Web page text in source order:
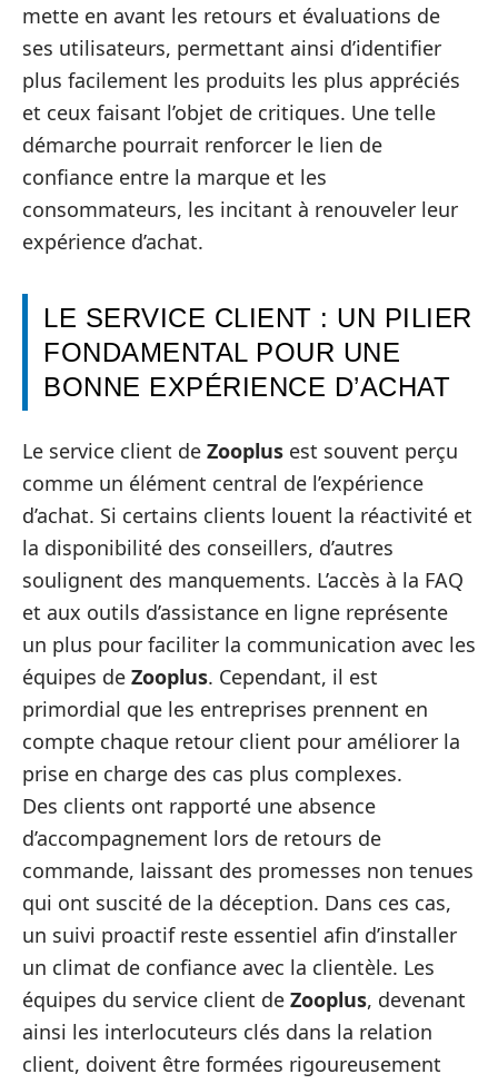
mette en avant les retours et évaluations de
ses utilisateurs, permettant ainsi d’identifier
plus facilement les produits les plus appréciés
et ceux faisant l’objet de critiques. Une telle
démarche pourrait renforcer le lien de
confiance entre la marque et les
consommateurs, les incitant à renouveler leur
expérience d’achat.
LE SERVICE CLIENT : UN PILIER
FONDAMENTAL POUR UNE
BONNE EXPÉRIENCE D’ACHAT
Le service client de Zooplus est souvent perçu
comme un élément central de l’expérience
d’achat. Si certains clients louent la réactivité et
la disponibilité des conseillers, d’autres
soulignent des manquements. L’accès à la FAQ
et aux outils d’assistance en ligne représente
un plus pour faciliter la communication avec les
équipes de Zooplus. Cependant, il est
primordial que les entreprises prennent en
compte chaque retour client pour améliorer la
prise en charge des cas plus complexes.
Des clients ont rapporté une absence
d’accompagnement lors de retours de
commande, laissant des promesses non tenues
qui ont suscité de la déception. Dans ces cas,
un suivi proactif reste essentiel afin d’installer
un climat de confiance avec la clientèle. Les
équipes du service client de Zooplus, devenant
ainsi les interlocuteurs clés dans la relation
client, doivent être formées rigoureusement